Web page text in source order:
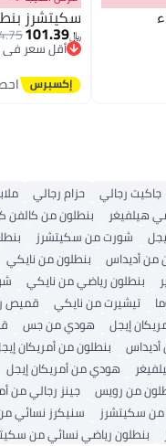
سكيتشرز
﷼‏101.39
أقل سعر في
أقل سعر في
جاكيت رجالي حزام رجالي
هيلفيغر بنطلون من كالفن
شورت من سكيتشرز
من أديداس بنطلون من نايكي
بنطلون رياضي من نايكي
تيشيرت من نايكي
قميص
إيجل هودي من جس
بنطلون من أمريكان
هودي من أمريكان إيجل
من رويس جينز رجالي من
من سكيتشرز
سنيكرز نسائي
بنطلون رياضي نسائي من